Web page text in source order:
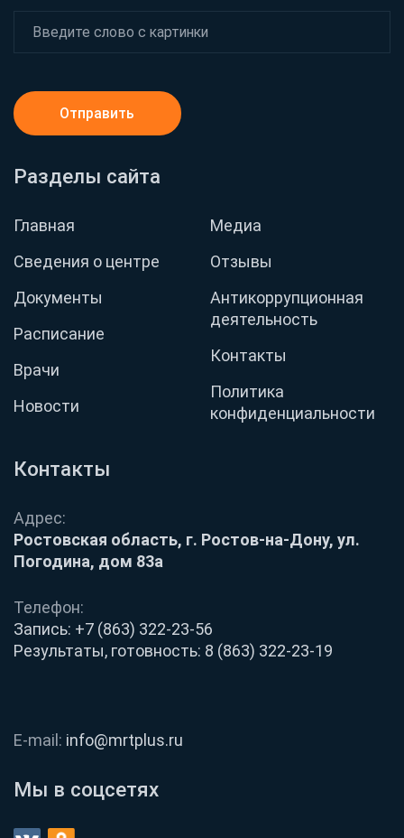
Контакты
Адрес:
Ростовская область, г. Ростов-на-Дону, ул.
Погодина, дом 83а
Телефон:
Запись: +7 (863) 322-23-56
Результаты, готовность: 8 (863) 322-23-19
E-mail: info@mrtplus.ru
Мы в соцсетях
Разделы сайта
Главная
Сведения о центре
Документы
Расписание
Врачи
Новости
Медиа
Отзывы
Антикоррупционная
деятельность
Контакты
Политика
конфиденциальности
Отправить